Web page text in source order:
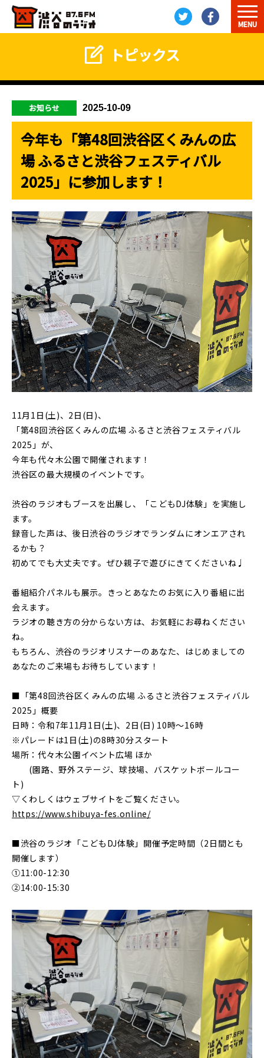
MENU
トピックス
お知らせ 2025-10-09
今年も「第48回渋谷区くみんの広
場 ふるさと渋谷フェスティバル
2025」に参加します！
11月1日(土)、2日(日)、
「第48回渋谷区くみんの広場 ふるさと渋谷フェスティバル
2025」が、
今年も代々木公園で開催されます！
渋谷区の最大規模のイベントです。
渋谷のラジオもブースを出展し、「こどもDJ体験」を実施し
ます。
録音した声は、後日渋谷のラジオでランダムにオンエアされ
るかも？
初めてでも大丈夫です。ぜひ親子で遊びにきてくださいね♩
番組紹介パネルも展示。きっとあなたのお気に入り番組に出
会えます。
ラジオの聴き方の分からない方は、お気軽にお尋ねください
ね。
もちろん、渋谷のラジオリスナーのあなた、はじめましての
あなたのご来場もお待ちしています！
■「第48回渋谷区くみんの広場 ふるさと渋谷フェスティバル
2025」概要
日時：令和7年11月1日(土)、2日(日) 10時〜16時
※パレードは1日(土)の8時30分スタート
場所：代々木公園イベント広場 ほか
(園路、野外ステージ、球技場、バスケットボールコー
ト)
▽くわしくはウェブサイトをご覧ください。
https://www.shibuya-fes.online/
■渋谷のラジオ「こどもDJ体験」開催予定時間（2日間とも
開催します）
①11:00-12:30
②14:00-15:30